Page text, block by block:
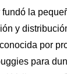
la
y
por
para